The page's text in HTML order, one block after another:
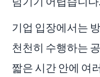
기업 입장에서는
천천히 수행하는
짧은 시간 안에 여